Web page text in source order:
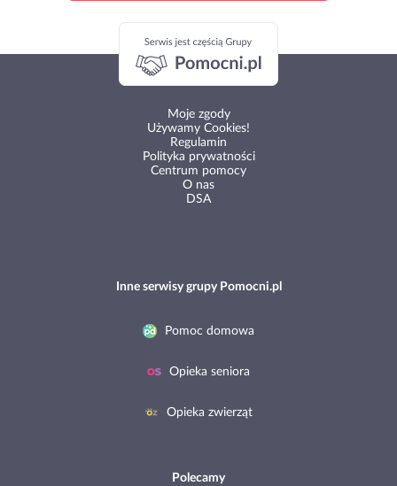
Moje zgody
Używamy Cookies!
Regulamin
Polityka prywatności
Centrum pomocy
O nas
DSA
Inne serwisy grupy Pomocni.pl
Pomoc domowa
Opieka seniora
Opieka zwierząt
Polecamy